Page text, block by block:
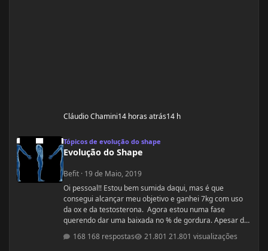
Cláudio Chamini14 horas atrás14 h
Tópicos de evolução do shape
Evolução do Shape
Befit · 19 de Maio, 2019
Oi pessoal!! Estou bem sumida daqui, mas é que
consegui alcançar meu objetivo e ganhei 7kg com uso
da ox e da testosterona. Agora estou numa fase
querendo dar uma baixada no % de gordura. Apesar de
estudar nutrição e saber exatamente o que devo fazer,
gostaria de compartilhamento de treinos e talvez
168 respostas 21.801 visualizações